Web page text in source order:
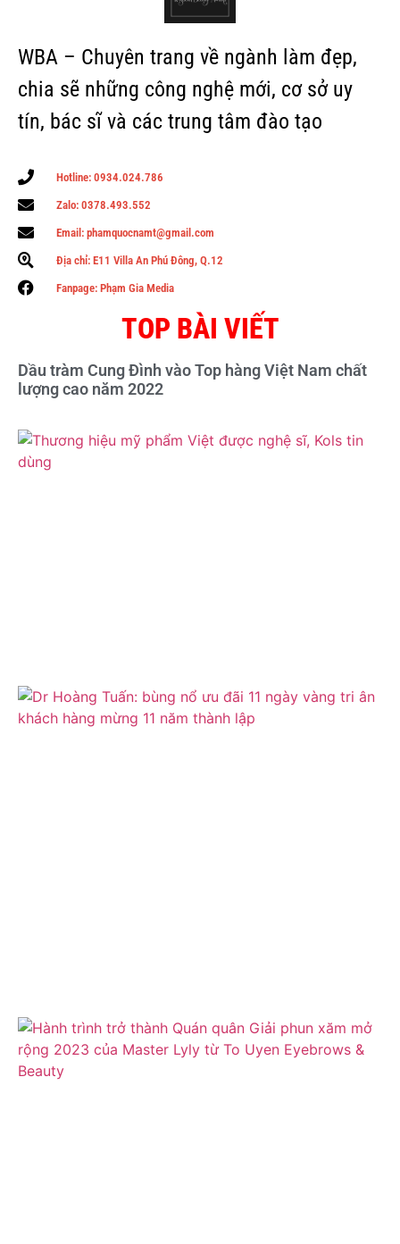
WBA – Chuyên trang về ngành làm đẹp,
chia sẽ những công nghệ mới, cơ sở uy
tín, bác sĩ và các trung tâm đào tạo
Hotline: 0934.024.786
Zalo: 0378.493.552
Email: phamquocnamt@gmail.com
Địa chỉ: E11 Villa An Phú Đông, Q.12
Fanpage: Phạm Gia Media
TOP BÀI VIẾT
Dầu tràm Cung Đình vào Top hàng Việt Nam chất
lượng cao năm 2022